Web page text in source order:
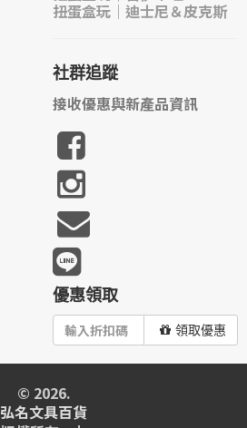
扭蛋盒玩｜迪士尼＆皮克斯
社群追蹤
接收優惠與新產品資訊
優惠領取
領取優惠
© 2026.
弘名文具百貨